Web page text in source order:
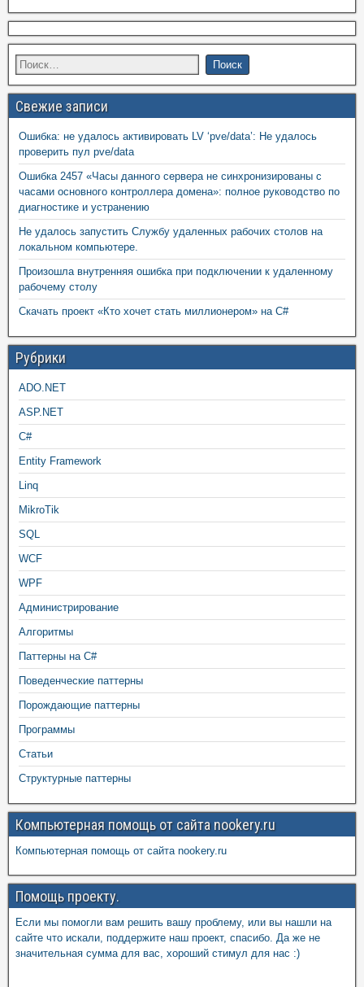
Свежие записи
Ошибка: не удалось активировать LV ‘pve/data’: Не удалось
проверить пул pve/data
Ошибка 2457 «Часы данного сервера не синхронизированы с
часами основного контроллера домена»: полное руководство по
диагностике и устранению
Не удалось запустить Службу удаленных рабочих столов на
локальном компьютере.
Произошла внутренняя ошибка при подключении к удаленному
рабочему столу
Скачать проект «Кто хочет стать миллионером» на C#
Рубрики
ADO.NET
ASP.NET
C#
Entity Framework
Linq
MikroTik
SQL
WCF
WPF
Администрирование
Алгоритмы
Паттерны на C#
Поведенческие паттерны
Порождающие паттерны
Программы
Статьи
Структурные паттерны
Компьютерная помощь от сайта nookery.ru
Компьютерная помощь от сайта nookery.ru
Помощь проекту.
Если мы помогли вам решить вашу проблему, или вы нашли на
сайте что искали, поддержите наш проект, спасибо. Да же не
значительная сумма для вас, хороший стимул для нас :)